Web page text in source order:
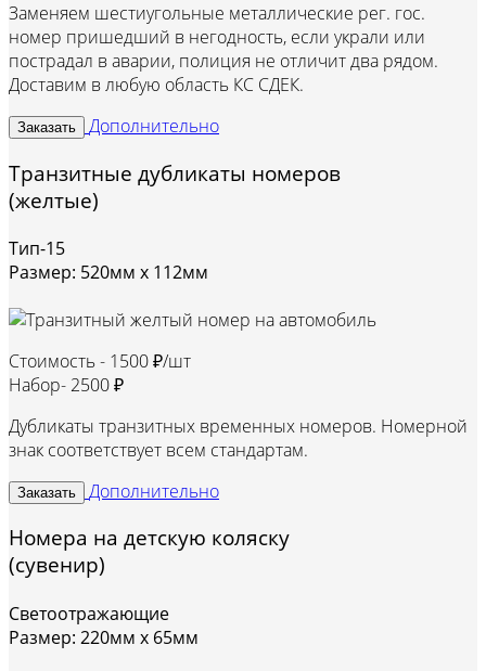
Заменяем шестиугольные металлические рег. гос.
номер пришедший в негодность, если украли или
пострадал в аварии, полиция не отличит два рядом.
Доставим в любую область КС СДЕК.
Заказать Дополнительно
Транзитные дубликаты номеров
(желтые)
Тип-15
Размер: 520мм х 112мм
Стоимость - 1500 ₽/шт
Набор- 2500 ₽
Дубликаты транзитных временных номеров. Номерной
знак соответствует всем стандартам.
Заказать Дополнительно
Номера на детскую коляску
(сувенир)
Светоотражающие
Размер: 220мм х 65мм